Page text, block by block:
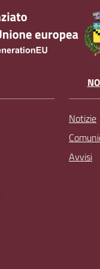
Notizie
Avvisi